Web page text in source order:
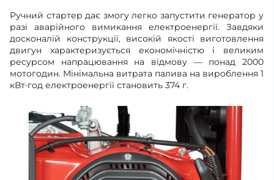
Ручний стартер дає змогу легко запустити генератор у
разі аварійного вимикання електроенергії. Завдяки
досконалій конструкції, високій якості виготовлення
двигун характеризується економічністю і великим
ресурсом напрацювання на відмову — понад 2000
мотогодин. Мінімальна витрата палива на вироблення 1
кВт∙год електроенергії становить 374 г.